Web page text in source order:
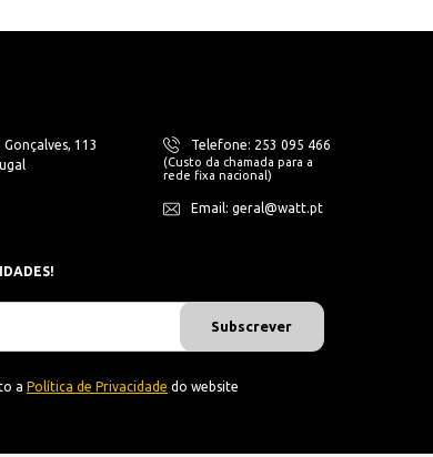
113
Telefone: 253 095 466
(Custo da chamada para a
rede fixa nacional)
Email: geral@watt.pt
Subscrever
a Política de Privacidade do website